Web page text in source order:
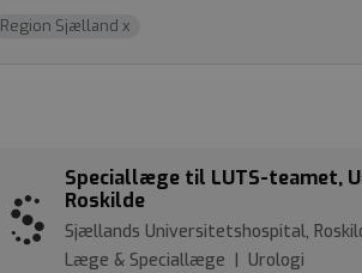
Region Sjællandx
Speciallæge til LUTS-teamet,
Roskilde
Sjællands Universitetshospital,
Læge & Speciallæge | Urologi